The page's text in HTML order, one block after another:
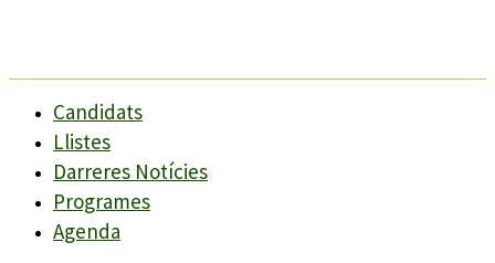
Candidats
Llistes
Darreres Notícies
Programes
Agenda